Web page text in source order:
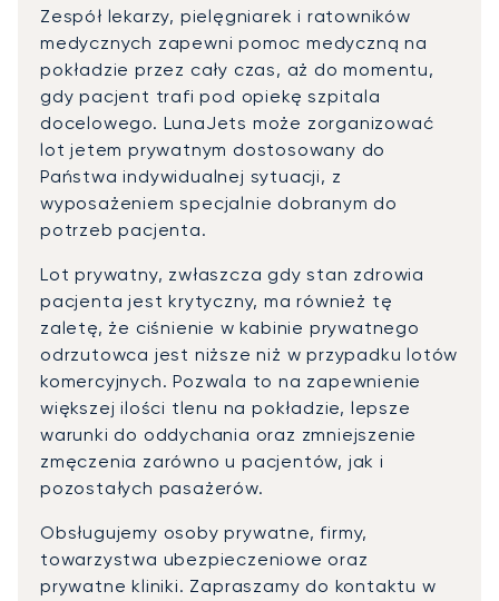
Zespół lekarzy, pielęgniarek i ratowników
medycznych zapewni pomoc medyczną na
pokładzie przez cały czas, aż do momentu,
gdy pacjent trafi pod opiekę szpitala
docelowego. LunaJets może zorganizować
lot jetem prywatnym dostosowany do
Państwa indywidualnej sytuacji, z
wyposażeniem specjalnie dobranym do
potrzeb pacjenta.
Lot prywatny, zwłaszcza gdy stan zdrowia
pacjenta jest krytyczny, ma również tę
zaletę, że ciśnienie w kabinie prywatnego
odrzutowca jest niższe niż w przypadku lotów
komercyjnych. Pozwala to na zapewnienie
większej ilości tlenu na pokładzie, lepsze
warunki do oddychania oraz zmniejszenie
zmęczenia zarówno u pacjentów, jak i
pozostałych pasażerów.
Obsługujemy osoby prywatne, firmy,
towarzystwa ubezpieczeniowe oraz
prywatne kliniki. Zapraszamy do kontaktu w